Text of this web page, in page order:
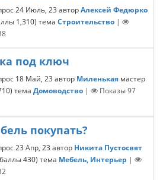
24 Июль, 23 авторАлексей Федюрко
1,310) тема Строительство |
под ключ
18 Май, 23 автор Миленькая мастер
) тема Домоводство | Показы97
покупать?
23 Апр, 23 автор Никита Пустосвят
430) тема Мебель, Интерьер |